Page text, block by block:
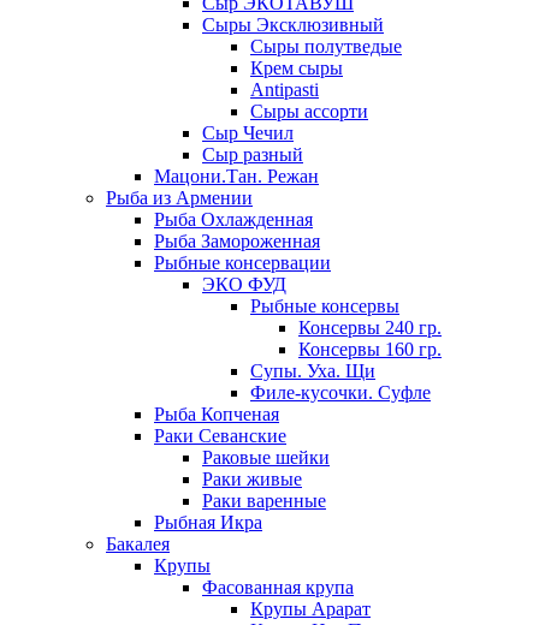
Сыры Эксклюзивный
Сыры полутведые
Крем сыры
Antipasti
Сыры ассорти
Сыр Чечил
Сыр разный
Мацони.Тан. Режан
Рыба из Армении
Рыба Охлажденная
Рыба Замороженная
Рыбные консервации
ЭКО ФУД
Рыбные консервы
Консервы 240 гр.
Консервы 160 гр.
Супы. Уха. Щи
Филе-кусочки. Суфле
Рыба Копченая
Раки Севанские
Раковые шейки
Раки живые
Раки варенные
Рыбная Икра
Бакалея
Крупы
Фасованная крупа
Крупы Арарат